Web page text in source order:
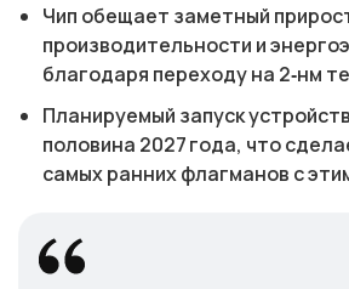
Чип обещает заметный
производительности и
благодаря переходу на 2‑нм
Планируемый запуск
половина 2027 года, что
самых ранних флагманов с